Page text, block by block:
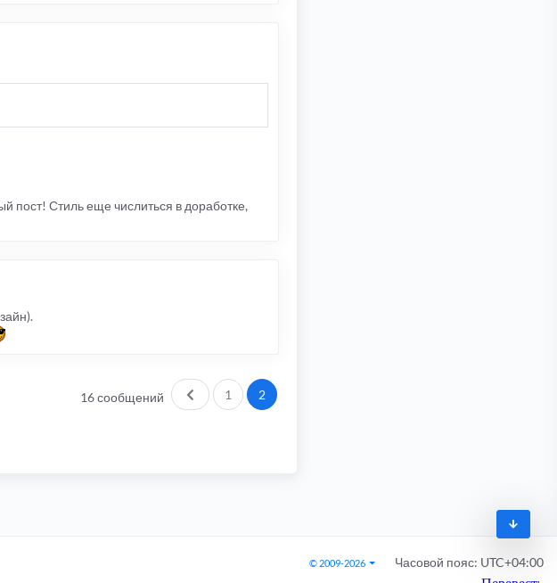
пост! Стиль еще числиться в доработке,
16 сообщений Пред.
1 2
© 2009-2026 Часовой пояс: UTC+04:00